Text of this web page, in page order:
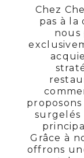
Chez
pas à la
nous
surgelés
Grâce à
offrons